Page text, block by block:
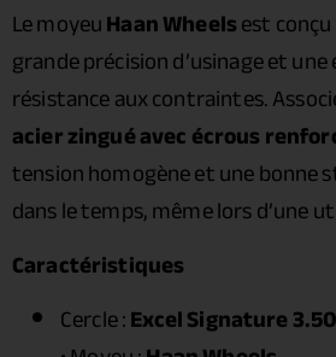
Le moyeuHaan Wheelsest
grande précision d’usinage et
résistance aux contraintes.
acier zingué avec écrous
tension homogène et une bonne
dans le temps, même lors d’une
Caractéristiques
Cercle :Excel Signature